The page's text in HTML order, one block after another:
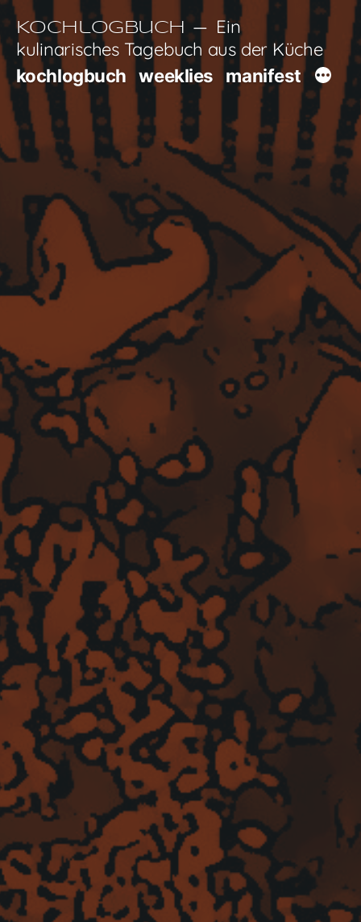
Zum
Inhalt
springen
Kochlogbuch
Ein
kulinarisches Tagebuch aus der Küche
kochlogbuch weeklies manifest